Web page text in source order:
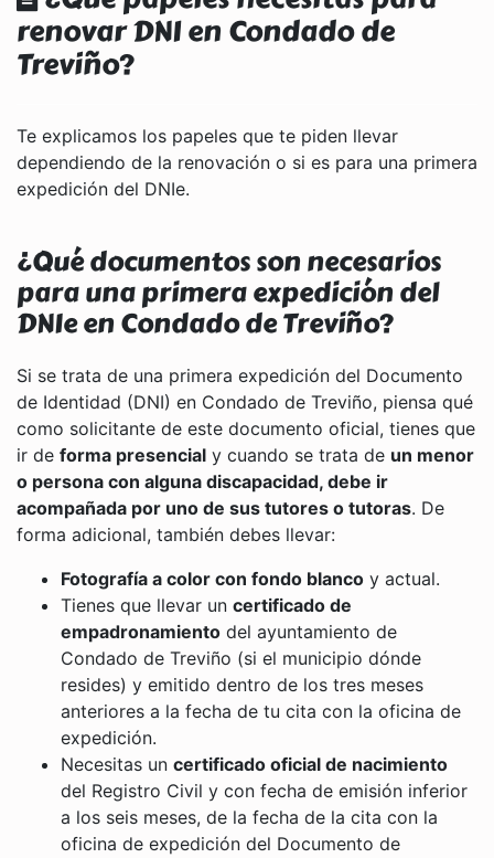
renovar DNI en Condado de
Treviño?
Te explicamos los papeles que te piden llevar
dependiendo de la renovación o si es para una primera
expedición del DNIe.
¿Qué documentos son necesarios
para una primera expedición del
DNIe en Condado de Treviño?
Si se trata de una primera expedición del Documento
de Identidad (DNI) en Condado de Treviño, piensa qué
como solicitante de este documento oficial, tienes que
ir de forma presencial y cuando se trata de un menor
o persona con alguna discapacidad, debe ir
acompañada por uno de sus tutores o tutoras. De
forma adicional, también debes llevar:
Fotografía a color con fondo blanco y actual.
Tienes que llevar un certificado de
empadronamiento del ayuntamiento de
Condado de Treviño (si el municipio dónde
resides) y emitido dentro de los tres meses
anteriores a la fecha de tu cita con la oficina de
expedición.
Necesitas un certificado oficial de nacimiento
del Registro Civil y con fecha de emisión inferior
a los seis meses, de la fecha de la cita con la
oficina de expedición del Documento de